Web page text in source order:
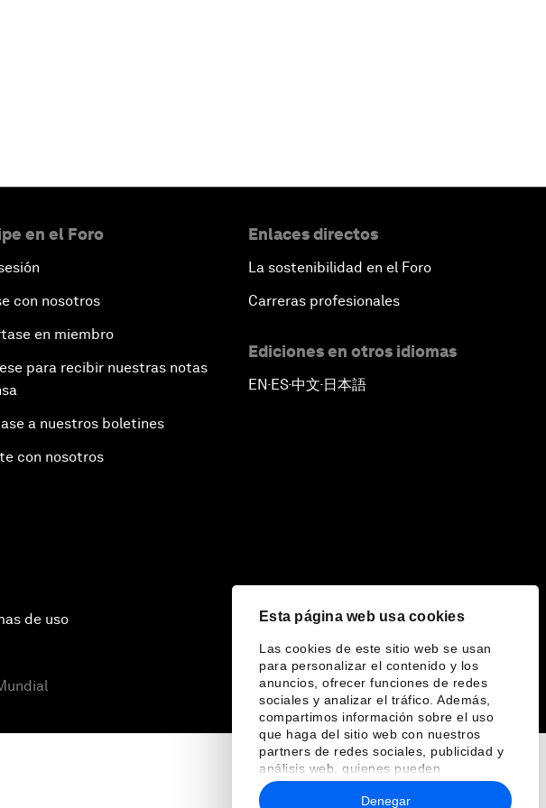
Esta página web usa cookies
Las cookies de este sitio web se usan
para personalizar el contenido y los
anuncios, ofrecer funciones de redes
sociales y analizar el tráfico. Además,
compartimos información sobre el uso
que haga del sitio web con nuestros
partners de redes sociales, publicidad y
análisis web, quienes pueden
combinarla con otra información que les
haya proporcionado o que hayan
Denegar
en el Foro
con nosotros
en miembro
para recibir nuestras notas
a nuestros boletines
con nosotros
Enlaces directos
La sostenibilidad en el Foro
Carreras profesionales
Ediciones en otros idiomas
EN▪ES▪中文▪ 日本語
de uso